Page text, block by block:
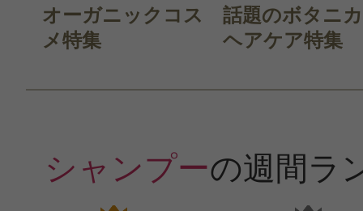
すべての18件のクチコミを見
このコスメのレビューを書いて
オーガニックコス
メ特集
話題のボタニ
ヘアケア特集
シャンプーの週間ラ